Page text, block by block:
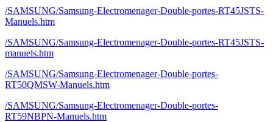
/SAMSUNG/Samsung-Electromenager-Double-portes-RT45JSTS-
Manuels.htm
/SAMSUNG/Samsung-Electromenager-Double-portes-RT45JSTS-
manuels.htm
/SAMSUNG/Samsung-Electromenager-Double-portes-
RT50QMSW-Manuels.htm
/SAMSUNG/Samsung-Electromenager-Double-portes-
RT59NBPN-Manuels.htm